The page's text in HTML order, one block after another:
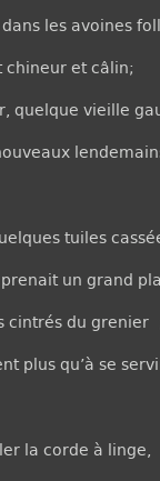
les avoines
chineur et câlin;
quelque vieille
tuiles
un grand
cintrés du grenier
plus qu’à se
la corde à linge,